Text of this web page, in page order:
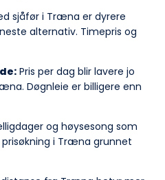
sjåfør i Træna er dyrere
alternativ. Timepris og
Pris per dag blir lavere jo
Døgnleie er billigere enn
og høysesong som
prisøkning i Træna grunnet